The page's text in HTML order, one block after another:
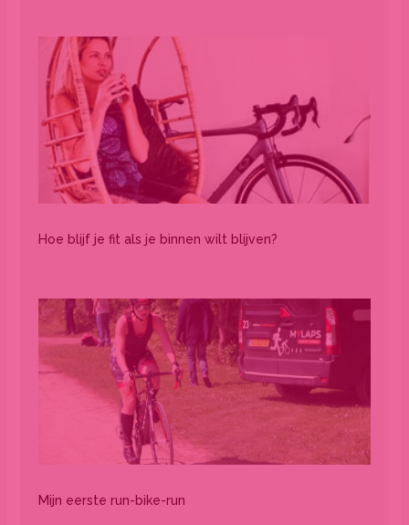
Hoe blijf je fit als je binnen wilt blijven?
Mijn eerste run-bike-run